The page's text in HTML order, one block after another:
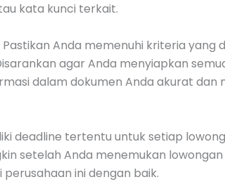
kata kunci terkait.
Anda memenuhi kriteria yang
agar Anda menyiapkan
dalam dokumen Anda akurat
deadline tertentu untuk setiap
setelah Anda menemukan lowongan
ini dengan baik.